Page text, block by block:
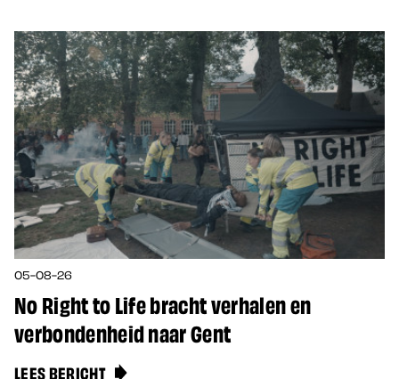
05-08-26
No Right to Life bracht verhalen en
verbondenheid naar Gent
LEES BERICHT